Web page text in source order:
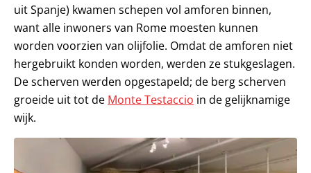
uit Spanje) kwamen schepen vol amforen binnen,
want alle inwoners van Rome moesten kunnen
worden voorzien van olijfolie. Omdat de amforen niet
hergebruikt konden worden, werden ze stukgeslagen.
De scherven werden opgestapeld; de berg scherven
groeide uit tot de Monte Testaccio in de gelijknamige
wijk.